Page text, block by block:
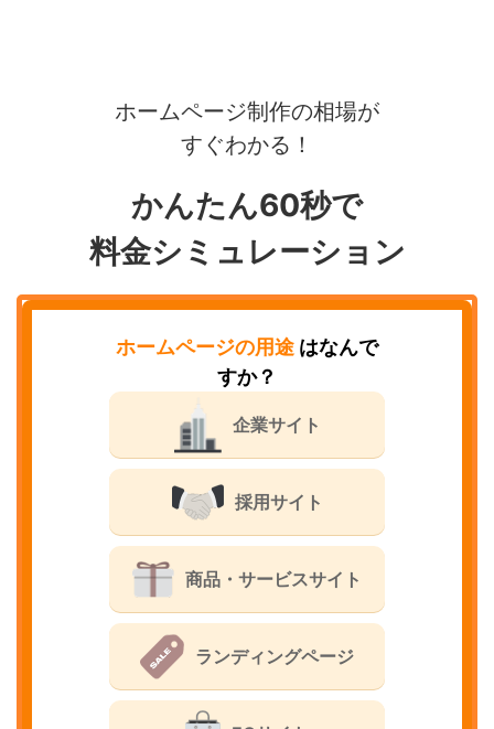
ホームページ制作の相場が
すぐわかる！
かんたん60秒で
料金シミュレーション
ホームページの用途 はなんで
すか？
企業サイト
採用サイト
商品・サービスサイト
ランディングページ